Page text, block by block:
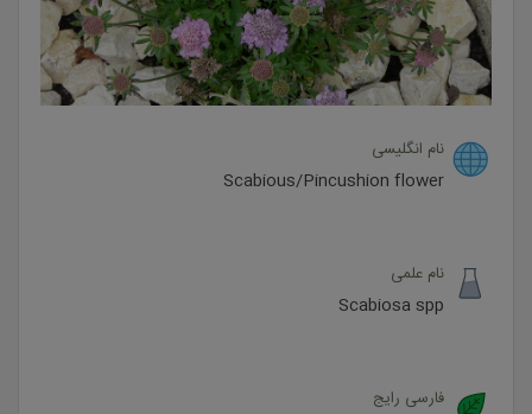
نام انگلیسی
Scabious/Pincushion flower
نام علمی
Scabiosa spp
فارسی رایج